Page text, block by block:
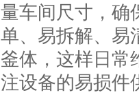
量车间尺寸，确
单、易拆解、易
釜体，这样日常
注设备的易损件